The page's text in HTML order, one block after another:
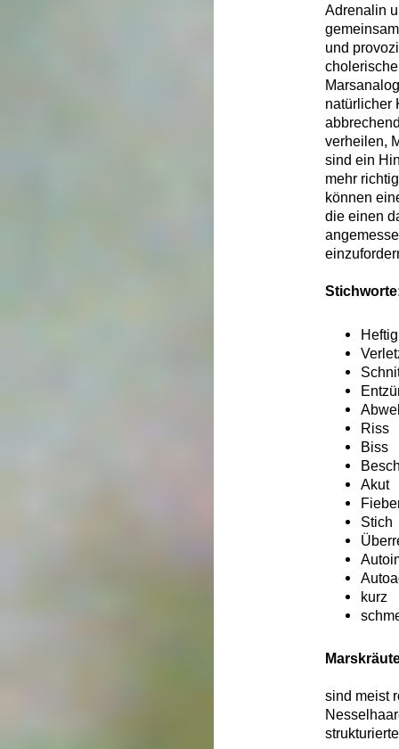
Adrenalin
und
natürlicher
verheilen,
sind ein
mehr
können
die einen
Heftig
Riss
Biss
Akut
Stich
kurz
sind meist